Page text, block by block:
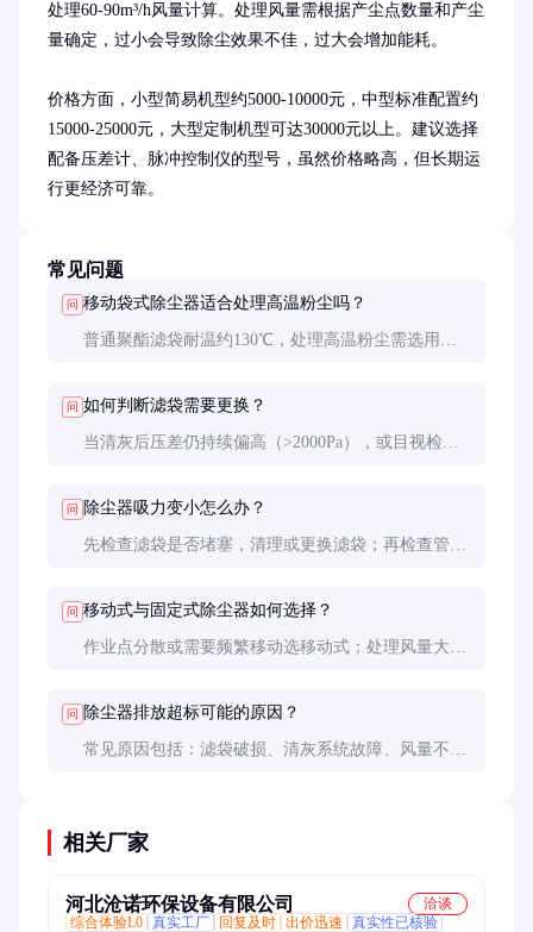
处理60-90m³/h风量计算。处理风量需根据产尘点数量和产尘
量确定，过小会导致除尘效果不佳，过大会增加能耗。
价格方面，小型简易机型约5000-10000元，中型标准配置约
15000-25000元，大型定制机型可达30000元以上。建议选择
配备压差计、脉冲控制仪的型号，虽然价格略高，但长期运
行更经济可靠。
常见问题
问 移动袋式除尘器适合处理高温粉尘吗？
普通聚酯滤袋耐温约130℃，处理高温粉尘需选用耐
问 如何判断滤袋需要更换？
当清灰后压差仍持续偏高（>2000Pa），或目视检查
问 除尘器吸力变小怎么办？
先检查滤袋是否堵塞，清理或更换滤袋；再检查管道
问 移动式与固定式除尘器如何选择？
作业点分散或需要频繁移动选移动式；处理风量大、
问 除尘器排放超标可能的原因？
常见原因包括：滤袋破损、清灰系统故障、风量不
相关厂家
河北沧诺环保设备有限公司
洽谈
综合体验L0 真实工厂 回复及时 出价迅速
真实性已核验